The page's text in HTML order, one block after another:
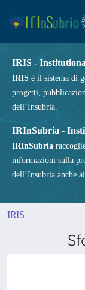
IRIS -
IRIS è il sistema di
progetti,
dell’Insubria.
IRInSubria -
IRInSubria
informazioni sulla
dell’Insubria anche
IRIS